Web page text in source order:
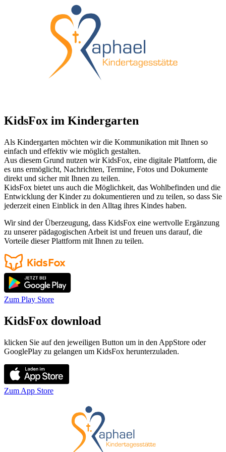
KidsFox im Kindergarten
Als Kindergarten möchten wir die Kommunikation mit Ihnen so
einfach und effektiv wie möglich gestalten.
Aus diesem Grund nutzen wir KidsFox, eine digitale Plattform, die
es uns ermöglicht, Nachrichten, Termine, Fotos und Dokumente
direkt und sicher mit Ihnen zu teilen.
KidsFox bietet uns auch die Möglichkeit, das Wohlbefinden und die
Entwicklung der Kinder zu dokumentieren und zu teilen, so dass Sie
jederzeit einen Einblick in den Alltag ihres Kindes haben.
Wir sind der Überzeugung, dass KidsFox eine wertvolle Ergänzung
zu unserer pädagogischen Arbeit ist und freuen uns darauf, die
Vorteile dieser Plattform mit Ihnen zu teilen.
Zum Play Store
KidsFox download
klicken Sie auf den jeweiligen Button um in den AppStore oder
GooglePlay zu gelangen um KidsFox herunterzuladen.
Zum App Store